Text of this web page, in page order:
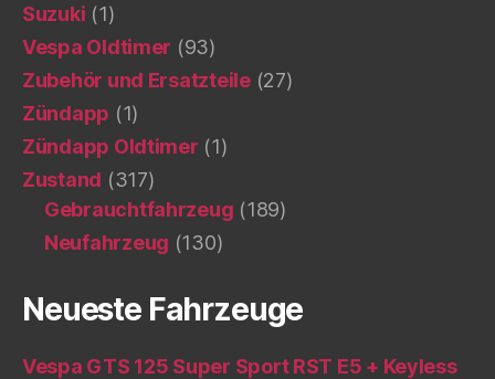
Suzuki (1)
Vespa Oldtimer (93)
Zubehör und Ersatzteile(27)
Zündapp (1)
Zündapp Oldtimer (1)
Zustand (317)
Gebrauchtfahrzeug (189)
Neufahrzeug (130)
Neueste Fahrzeuge
Vespa GTS 125 Super Sport RST E5 + Keyless